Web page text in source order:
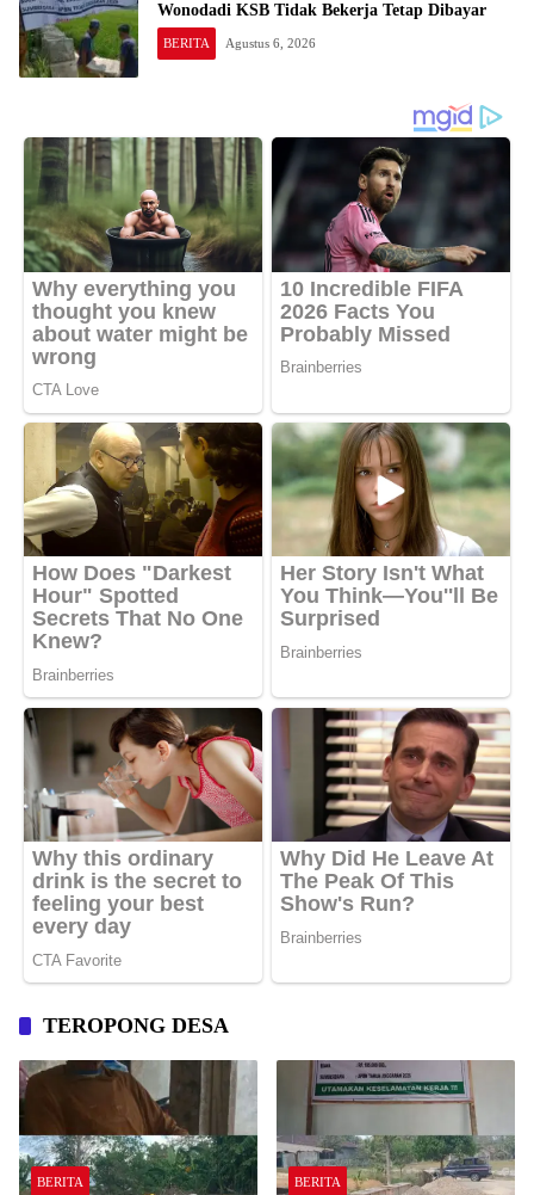
Wonodadi KSB Tidak Bekerja Tetap Dibayar
BERITA Agustus 6, 2026
TEROPONG DESA
BERITA BERITA